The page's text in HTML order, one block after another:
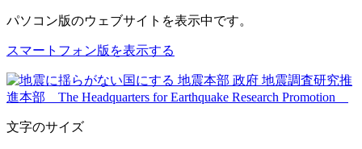
パソコン版のウェブサイトを表示中です。
スマートフォン版を表示する
文字のサイズ